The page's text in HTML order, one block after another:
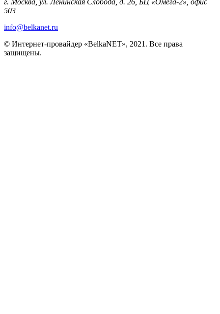
г. Москва, ул. Ленинская Слобода, д. 26, БЦ «Омега-2», офис
503
info@belkanet.ru
© Интернет-провайдер «BelkaNET», 2021. Все права
защищены.